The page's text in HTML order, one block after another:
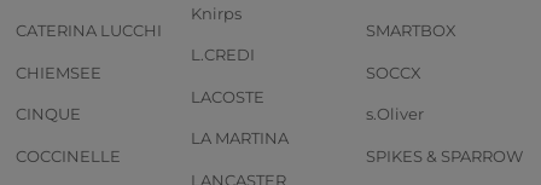
CATERINA LUCCHI
CHIEMSEE
CINQUE
COCCINELLE
Knirps
L.CREDI
LACOSTE
LA MARTINA
LANCASTER
SMARTBOX
SOCCX
s.Oliver
SPIKES & SPARROW